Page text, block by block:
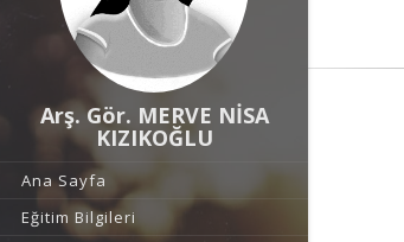
Arş. Gör. MERVE NİSA
KIZIKOĞLU
Ana Sayfa
Eğitim Bilgileri